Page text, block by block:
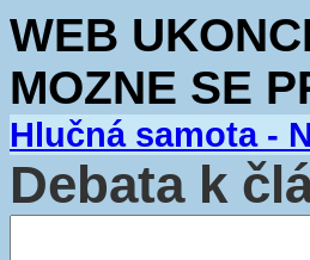
WEB
MOZNE SE
Hlučná samota -
Debata k